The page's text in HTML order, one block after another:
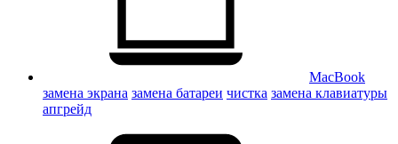
MacBook
замена экрана замена батареи чистка замена клавиатуры
апгрейд